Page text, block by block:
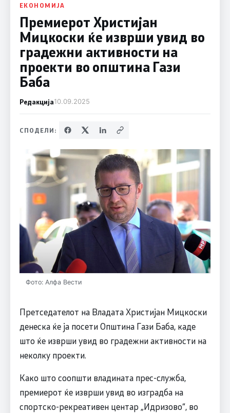
ЕКОНОМИЈА
Премиерот Христијан
Мицкоски ќе изврши увид во
градежни активности на
проекти во општина Гази
Баба
Редакција10.09.2025
СПОДЕЛИ:
Фото: Алфа Вести
Претседателот на Владата Христијан Мицкоски
денеска ќе ја посети Општина Гази Баба, каде
што ќе изврши увид во градежни активности на
неколку проекти.
Како што соопшти владината прес-служба,
премиерот ќе изврши увид во изградба на
спортско-рекреативен центар „Идризово“, во